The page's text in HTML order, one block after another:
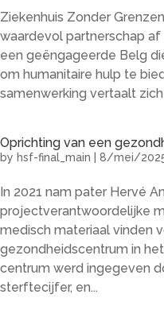
Ziekenhuis Zonder
waardevol partnerschap
een geëngageerde Belg
om humanitaire hulp te
samenwerking vertaalt
Oprichting van een
by hsf-final_main 8/mei/
In 2021 nam pater Hervé
projectverantwoordelijke
medisch materiaal vinden
gezondheidscentrum in
centrum werd ingegeven
sterftecijfer, en...